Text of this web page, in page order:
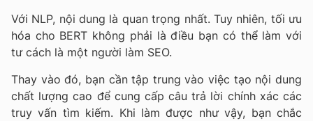
Với NLP, nội dung là quan trọng nhất. Tuy nhiên, tối ưu
hóa cho BERT không phải là điều bạn có thể làm với
tư cách là một người làm SEO.
Thay vào đó, bạn cần tập trung vào việc tạo nội dung
chất lượng cao để cung cấp câu trả lời chính xác các
truy vấn tìm kiếm. Khi làm được như vậy, bạn chắc